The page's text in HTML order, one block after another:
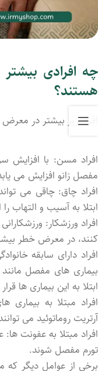
چه افرادی
هستند؟
افراد زیر بیشتر در معرض
افراد مسن: با افزایش
مفصل زانو افزایش می‌
افراد چاق: چاقی می‌
ابتلا به آسیب و التهاب
افراد ورزشکار:
‌کنند، در معرض خطر
افراد دارای سابقه
بیماری ‌های مفصل
ابتلا به این بیماری‌ ها
افراد مبتلا به بیماری
آرتریت روماتوئید می‌
افراد مبتلا به عفونت‌
تورم مفصل شوند.
برخی از عوامل دیگر که